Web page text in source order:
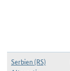
Serbien (RS)